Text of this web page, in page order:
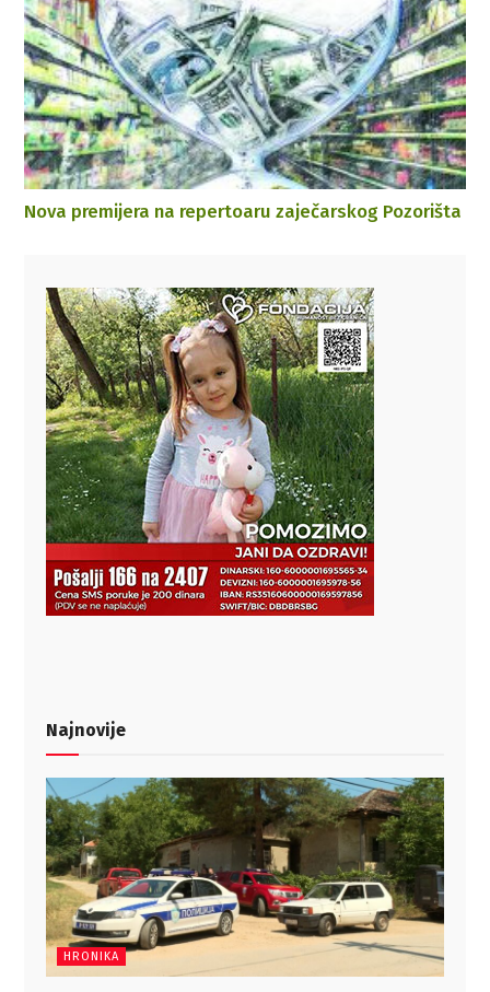
Nova premijera na repertoaru zaječarskog Pozorišta
Najnovije
HRONIKA